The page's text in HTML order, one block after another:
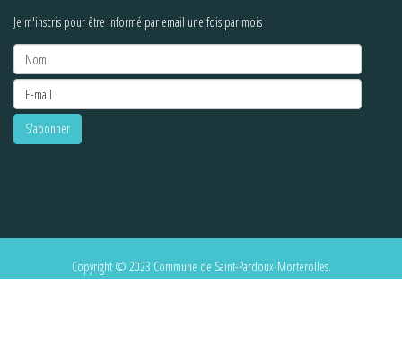
Je m'inscris pour être informé par email une fois par mois
Copyright © 2023 Commune de Saint-Pardoux-Morterolles.